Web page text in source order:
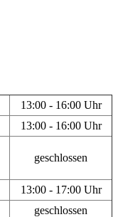
13:00 - 16:00 Uhr
13:00 - 16:00 Uhr
geschlossen
13:00 - 17:00 Uhr
geschlossen